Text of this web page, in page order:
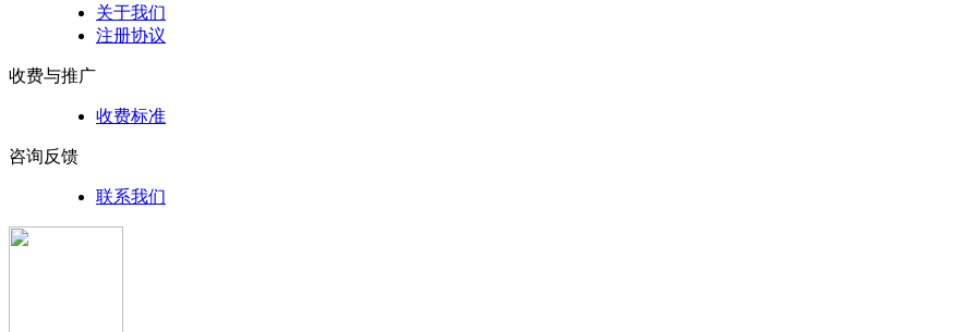
关于我们
注册协议
收费与推广
收费标准
咨询反馈
联系我们